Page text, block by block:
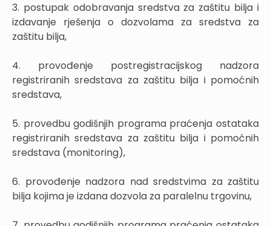
3. postupak odobravanja sredstva za zaštitu bilja i
izdavanje rješenja o dozvolama za sredstva za
zaštitu bilja,
4. provođenje postregistracijskog nadzora
registriranih sredstava za zaštitu bilja i pomoćnih
sredstava,
5. provedbu godišnjih programa praćenja ostataka
registriranih sredstava za zaštitu bilja i pomoćnih
sredstava (monitoring),
6. provođenje nadzora nad sredstvima za zaštitu
bilja kojima je izdana dozvola za paralelnu trgovinu,